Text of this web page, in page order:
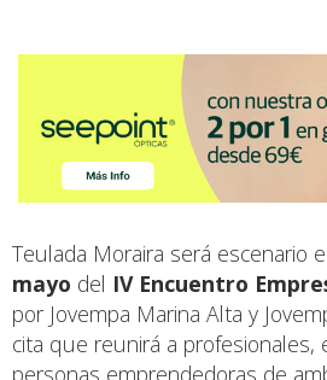
Teulada Moraira será escenario
mayo del IV Encuentro
por Jovempa Marina Alta y
cita que reunirá a profesionales,